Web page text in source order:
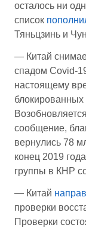
осталось ни
список
Тяньцзинь и
— Китай
спадом Covid-
настоящему
блокированных
сообщение,
вернулись 78
конец 2019
группы в КНР
— Китай
проверки
Проверки